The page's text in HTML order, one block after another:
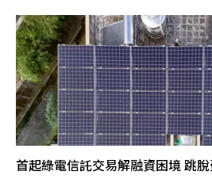
首起綠電信託交易解融資困境 跳